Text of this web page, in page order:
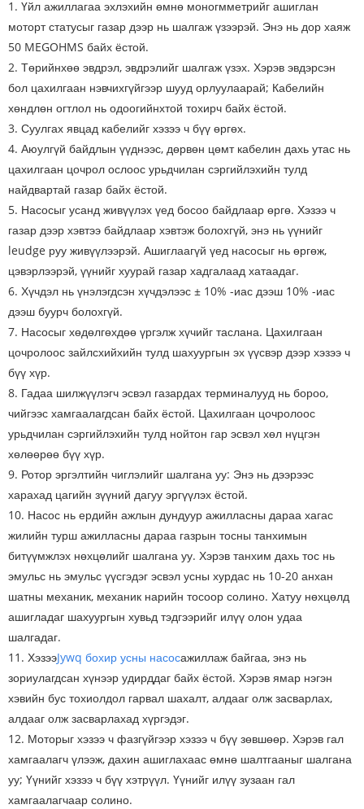
1. Үйл ажиллагаа эхлэхийн өмнө моногмметрийг ашиглан
моторт статусыг газар дээр нь шалгаж үзээрэй. Энэ нь дор хаяж
50 MEGOHMS байх ёстой.
2. Төрийнхөө эвдрэл, эвдрэлийг шалгаж үзэх. Хэрэв эвдэрсэн
бол цахилгаан нэвчихгүйгээр шууд орлуулаарай; Кабелийн
хөндлөн огтлол нь одоогийнхтой тохирч байх ёстой.
3. Суулгах явцад кабелийг хэзээ ч бүү өргөх.
4. Аюулгүй байдлын үүднээс, дөрвөн цөмт кабелин дахь утас нь
цахилгаан цочрол ослоос урьдчилан сэргийлэхийн тулд
найдвартай газар байх ёстой.
5. Насосыг усанд живүүлэх үед босоо байдлаар өргө. Хэзээ ч
газар дээр хэвтээ байдлаар хэвтэж болохгүй, энэ нь үүнийг
leudge руу живүүлээрэй. Ашиглаагүй үед насосыг нь өргөж,
цэвэрлээрэй, үүнийг хуурай газар хадгалаад хатаадаг.
6. Хүчдэл нь үнэлэгдсэн хүчдэлээс ± 10% -иас дээш 10% -иас
дээш буурч болохгүй.
7. Насосыг хөдөлгөхдөө үргэлж хүчийг таслана. Цахилгаан
цочролоос зайлсхийхийн тулд шахуургын эх үүсвэр дээр хэзээ ч
бүү хүр.
8. Гадаа шилжүүлэгч эсвэл газардах терминалууд нь бороо,
чийгээс хамгаалагдсан байх ёстой. Цахилгаан цочролоос
урьдчилан сэргийлэхийн тулд нойтон гар эсвэл хөл нүцгэн
хөлөөрөө бүү хүр.
9. Ротор эргэлтийн чиглэлийг шалгана уу: Энэ нь дээрээс
харахад цагийн зүүний дагуу эргүүлэх ёстой.
10. Насос нь ердийн ажлын дундуур ажилласны дараа хагас
жилийн турш ажилласны дараа газрын тосны танхимын
битүүмжлэх нөхцөлийг шалгана уу. Хэрэв танхим дахь тос нь
эмульс нь эмульс үүсгэдэг эсвэл усны хурдас нь 10-20 анхан
шатны механик, механик нарийн тосоор солино. Хатуу нөхцөлд
ашигладаг шахуургын хувьд тэдгээрийг илүү олон удаа
шалгадаг.
11. ХэзээJywq бохир усны насосажиллаж байгаа, энэ нь
зориулагдсан хүнээр удирддаг байх ёстой. Хэрэв ямар нэгэн
хэвийн бус тохиолдол гарвал шахалт, алдааг олж засварлах,
алдааг олж засварлахад хүргэдэг.
12. Моторыг хэзээ ч фазгүйгээр хэзээ ч бүү зөвшөөр. Хэрэв гал
хамгаалагч үлээж, дахин ашиглахаас өмнө шалтгааныг шалгана
уу; Үүнийг хэзээ ч бүү хэтрүүл. Үүнийг илүү зузаан гал
хамгаалагчаар солино.